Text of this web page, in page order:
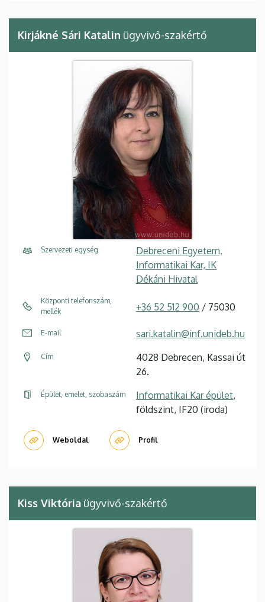
Kirjákné Sári Katalin ügyvivő-szakértő
Szervezeti egység
Debreceni Egyetem,
Informatikai Kar, IK
Dékáni Hivatal
Központi telefonszám,
mellék
+36 52 512 900 / 75030
E-mail sari.katalin@inf.unideb.hu
Cím
4028 Debrecen, Kassai út
26.
Épület, emelet, szobaszám Informatikai Kar épület,
földszint, IF20 (iroda)
Weboldal Profil
Kiss Viktória ügyvivő-szakértő